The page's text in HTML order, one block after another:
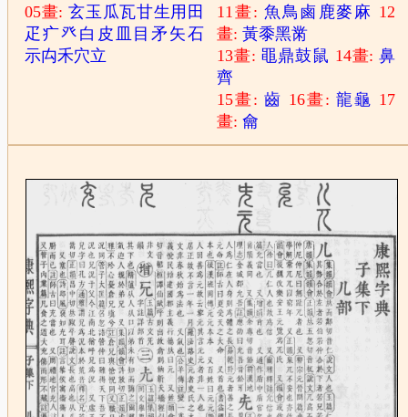
05畫:玄玉 瓜瓦甘生用 田
疋 疒癶 白 皮 目矛 矢石
示禸禾穴立
11畫: 魚鳥 鹵 鹿麥 麻 12
畫:黃黍黑黹
13畫: 黽鼎鼓鼠 14畫:鼻
齊
15畫:齒 16畫:龍龜 17
畫:龠